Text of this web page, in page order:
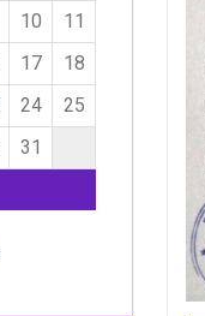
10
11
17
18
24
25
31